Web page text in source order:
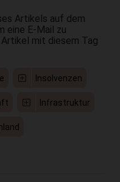
Artikels auf dem
eine E-Mail zu
mit diesem Tag
Insolvenzen
Infrastruktur